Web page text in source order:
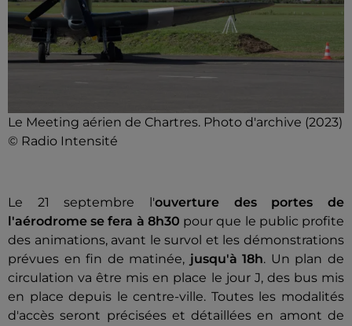
Le Meeting aérien de Chartres. Photo d'archive (2023)
© Radio Intensité
Le 21 septembre l'ouverture des portes de
l'aérodrome se fera à 8h30 pour que le public profite
des animations, avant le survol et les démonstrations
prévues en fin de matinée, jusqu'à 18h. Un plan de
circulation va être mis en place le jour J, des bus mis
en place depuis le centre-ville. Toutes les modalités
d'accès seront précisées et détaillées en amont de